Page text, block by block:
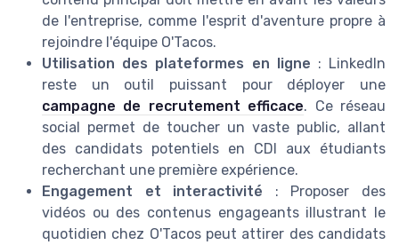
de l'entreprise, comme l'esprit d'aventure propre à
rejoindre l'équipe O'Tacos.
Utilisation des plateformes en ligne : LinkedIn
reste un outil puissant pour déployer une
campagne de recrutement efficace. Ce réseau
social permet de toucher un vaste public, allant
des candidats potentiels en CDI aux étudiants
recherchant une première expérience.
Engagement et interactivité : Proposer des
vidéos ou des contenus engageants illustrant le
quotidien chez O'Tacos peut attirer des candidats